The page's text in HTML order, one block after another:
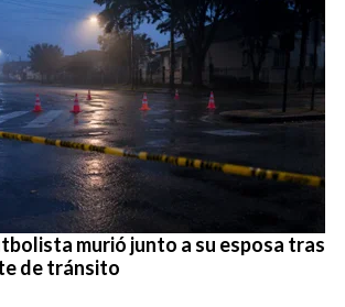
murió junto a su esposa tras
de tránsito